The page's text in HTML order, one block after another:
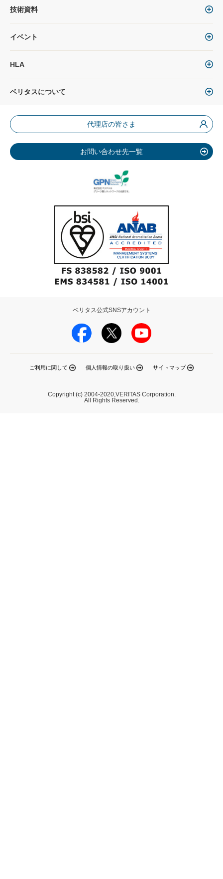
技術資料
イベント
HLA
ベリタスについて
代理店の皆さま
お問い合わせ先一覧
ご利用に関して 個人情報の取り扱い サイトマップ
ベリタス公式SNSアカウント
Copyright (c) 2004-2020,VERITAS Corporation.
All Rights Reserved.